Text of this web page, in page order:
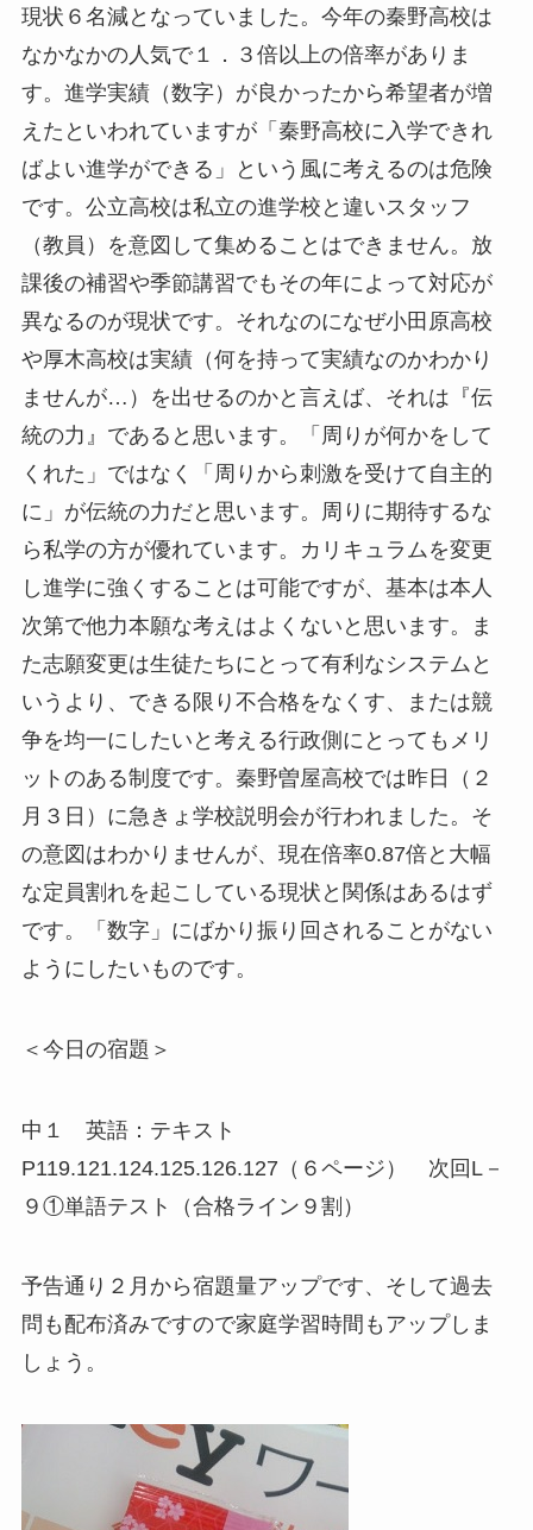
現状６名減となっていました。今年の秦野高校は
なかなかの人気で１．３倍以上の倍率がありま
す。進学実績（数字）が良かったから希望者が増
えたといわれていますが「秦野高校に入学できれ
ばよい進学ができる」という風に考えるのは危険
です。公立高校は私立の進学校と違いスタッフ
（教員）を意図して集めることはできません。放
課後の補習や季節講習でもその年によって対応が
異なるのが現状です。それなのになぜ小田原高校
や厚木高校は実績（何を持って実績なのかわかり
ませんが…）を出せるのかと言えば、それは『伝
統の力』であると思います。「周りが何かをして
くれた」ではなく「周りから刺激を受けて自主的
に」が伝統の力だと思います。周りに期待するな
ら私学の方が優れています。カリキュラムを変更
し進学に強くすることは可能ですが、基本は本人
次第で他力本願な考えはよくないと思います。ま
た志願変更は生徒たちにとって有利なシステムと
いうより、できる限り不合格をなくす、または競
争を均一にしたいと考える行政側にとってもメリ
ットのある制度です。秦野曽屋高校では昨日（２
月３日）に急きょ学校説明会が行われました。そ
の意図はわかりませんが、現在倍率0.87倍と大幅
な定員割れを起こしている現状と関係はあるはず
です。「数字」にばかり振り回されることがない
ようにしたいものです。
＜今日の宿題＞
中１ 英語：テキスト
P119.121.124.125.126.127（６ページ） 次回L－
９①単語テスト（合格ライン９割）
予告通り２月から宿題量アップです、そして過去
問も配布済みですので家庭学習時間もアップしま
しょう。